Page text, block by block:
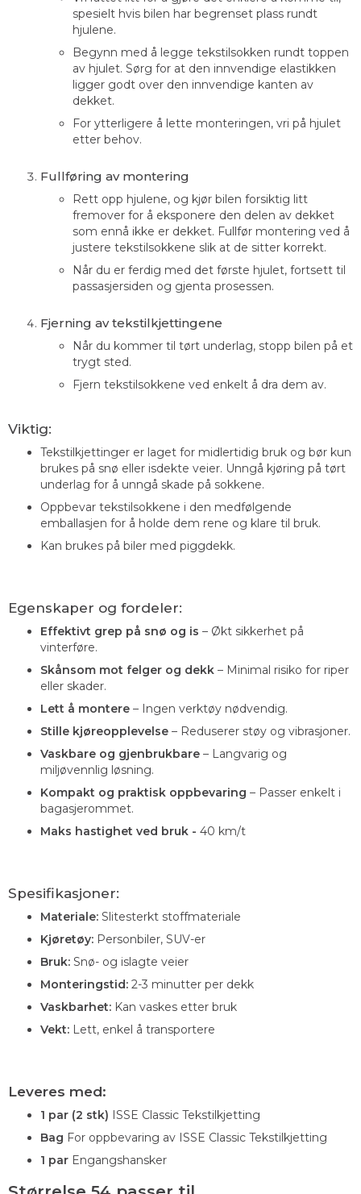
spesielt hvis bilen har begrenset plass rundt
hjulene.
Begynn med å legge tekstilsokken rundt toppen
av hjulet. Sørg for at den innvendige elastikken
ligger godt over den innvendige kanten av
dekket.
For ytterligere å lette monteringen, vri på hjulet
etter behov.
Fullføring av montering
Rett opp hjulene, og kjør bilen forsiktig litt
fremover for å eksponere den delen av dekket
som ennå ikke er dekket. Fullfør montering ved å
justere tekstilsokkene slik at de sitter korrekt.
Når du er ferdig med det første hjulet, fortsett til
passasjersiden og gjenta prosessen.
Fjerning av tekstilkjettingene
Når du kommer til tørt underlag, stopp bilen på et
trygt sted.
Fjern tekstilsokkene ved enkelt å dra dem av.
Viktig:
Tekstilkjettinger er laget for midlertidig bruk og bør kun
brukes på snø eller isdekte veier. Unngå kjøring på tørt
underlag for å unngå skade på sokkene.
Oppbevar tekstilsokkene i den medfølgende
emballasjen for å holde dem rene og klare til bruk.
Kan brukes på biler med piggdekk.
Egenskaper og fordeler:
Effektivt grep på snø og is – Økt sikkerhet på
vinterføre.
Skånsom mot felger og dekk – Minimal risiko for riper
eller skader.
Lett å montere – Ingen verktøy nødvendig.
Stille kjøreopplevelse – Reduserer støy og vibrasjoner.
Vaskbare og gjenbrukbare – Langvarig og
miljøvennlig løsning.
Kompakt og praktisk oppbevaring – Passer enkelt i
bagasjerommet.
Maks hastighet ved bruk - 40 km/t
Spesifikasjoner:
Materiale: Slitesterkt stoffmateriale
Kjøretøy: Personbiler, SUV-er
Bruk: Snø- og islagte veier
Monteringstid: 2-3 minutter per dekk
Vaskbarhet: Kan vaskes etter bruk
Vekt: Lett, enkel å transportere
Leveres med:
1 par (2 stk) ISSE Classic Tekstilkjetting
Bag For oppbevaring av ISSE Classic Tekstilkjetting
1 par Engangshansker